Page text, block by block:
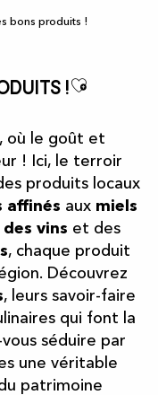
bons produits !
!
où le goût et
! Ici, le terroir
produits locaux
affinés aux miels
des vins et des
, chaque produit
Découvrez
, leurs savoir-faire
qui font la
vous séduire par
une véritable
patrimoine